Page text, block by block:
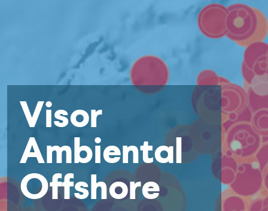
Visor
Ambiental
Offshore